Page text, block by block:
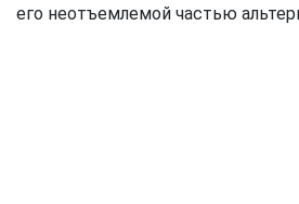
его неотъемлемой частью